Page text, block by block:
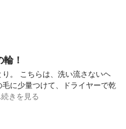
！
。 こちらは、洗い流さないヘ
に少量つけて、ドライヤーで乾
続きを見る